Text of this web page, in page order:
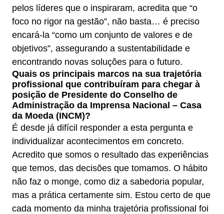
pelos líderes que o inspiraram, acredita que “o
foco no rigor na gestão”, não basta… é preciso
encará-la “como um conjunto de valores e de
objetivos”, assegurando a sustentabilidade e
encontrando novas soluções para o futuro.
Quais os principais marcos na sua trajetória
profissional que contribuíram para chegar à
posição de Presidente do Conselho de
Administração da Imprensa Nacional – Casa
da Moeda (INCM)?
É desde já difícil responder a esta pergunta e
individualizar acontecimentos em concreto.
Acredito que somos o resultado das experiências
que temos, das decisões que tomamos. O hábito
não faz o monge, como diz a sabedoria popular,
mas a prática certamente sim. Estou certo de que
cada momento da minha trajetória profissional foi